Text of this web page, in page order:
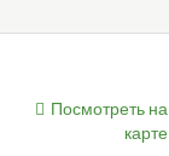
Посмотреть на
карте